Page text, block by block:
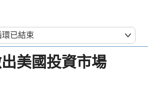
美國投資市場